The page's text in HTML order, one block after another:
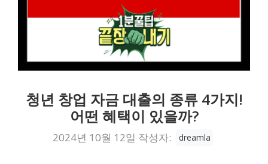
청년 창업 자금 대출의 종류 4가지!
어떤 혜택이 있을까?
2024년 10월 12일 작성자: dreamla